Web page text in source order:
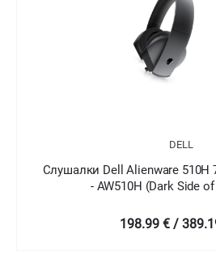
DELL
Слушалки Dell Alienware
AW310H
129 € /